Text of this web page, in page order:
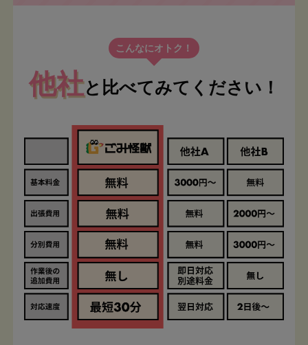
こんなにオトク！
他社と比べてみてください！